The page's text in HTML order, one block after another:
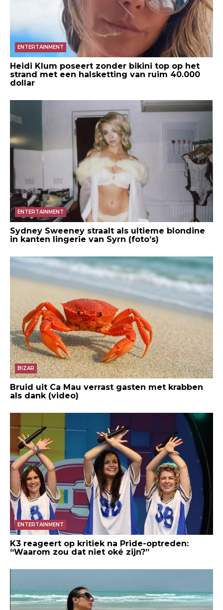
ENTERTAINMENT
Heidi Klum poseert zonder bikini top op het
strand met een halsketting van ruim 40.000
dollar
ENTERTAINMENT
Sydney Sweeney straalt als ultieme blondine
in kanten lingerie van Syrn (foto’s)
BIZAR
Bruid uit Ca Mau verrast gasten met krabben
als dank (video)
ENTERTAINMENT
K3 reageert op kritiek na Pride-optreden:
“Waarom zou dat niet oké zijn?”